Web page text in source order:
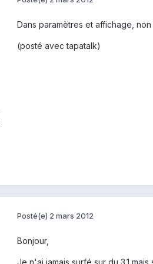
Dans paramètres et affichage, non
(posté avec tapatalk)
Posté(e) 2 mars 2012
Bonjour,